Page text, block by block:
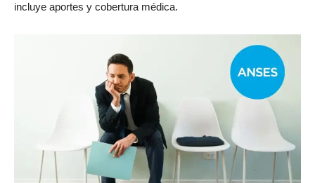
incluye aportes y cobertura médica.